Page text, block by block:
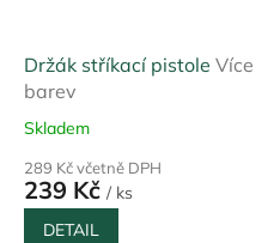
Držák stříkací pistole Více
barev
Skladem
289 Kč včetně DPH
239 Kč / ks
DETAIL